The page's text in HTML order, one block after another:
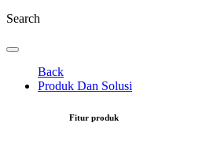
Search
Back
Produk Dan Solusi
Fitur produk